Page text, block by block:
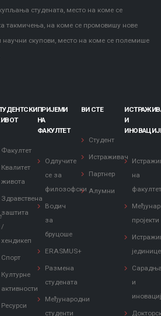
студената, место на коме се
такмичења, на коме се промовишу нове
научни скупови, место на коме се полемише
Факултет
Квалитет
живота
Здравствена
заштита
/
хендикеп
Спорт
Културне
активности
Ресурси
ПРИЈЕМИ
НА
ФАКУЛТЕТ
Одлучите
се за
филозофски
Водич
за
бруцоше
ERASMUS+
Размена
студената
Међународни
студенти
ВИ СТЕ
Студент
Истраживач
Партнер
Алумни
И
на
пројекти
јединице
и